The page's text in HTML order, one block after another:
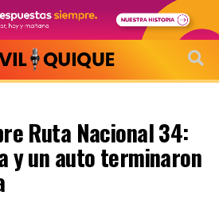
Ruta Nacional 34:
y un auto terminaron